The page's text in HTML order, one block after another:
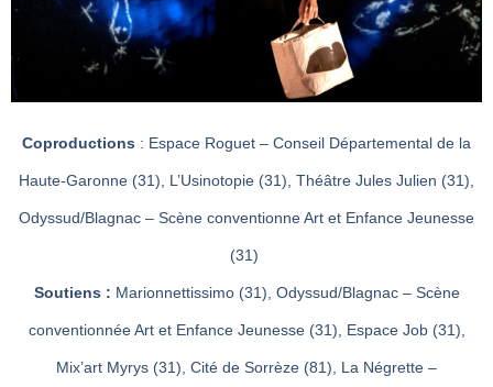
Coproductions : Espace Roguet – Conseil Départemental de la
Haute-Garonne (31), L’Usinotopie (31), Théâtre Jules Julien (31),
Odyssud/Blagnac – Scène conventionne Art et Enfance Jeunesse
(31)
Soutiens : Marionnettissimo (31), Odyssud/Blagnac – Scène
conventionnée Art et Enfance Jeunesse (31), Espace Job (31),
Mix’art Myrys (31), Cité de Sorrèze (81), La Négrette –